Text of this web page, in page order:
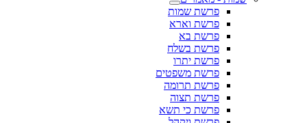
פרשת שמות
פרשת וארא
פרשת בא
פרשת בשלח
פרשת יתרו
פרשת משפטים
פרשת תרומה
פרשת תצוה
פרשת כי תשא